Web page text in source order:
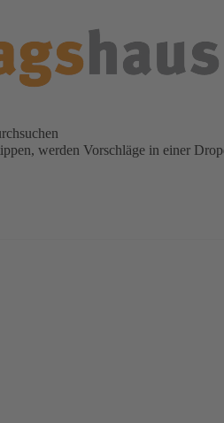
werden Vorschläge in einer